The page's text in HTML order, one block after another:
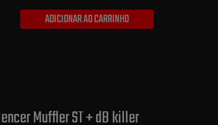
ADICIONAR AO CARRINHO
Muffler ST + dB killer